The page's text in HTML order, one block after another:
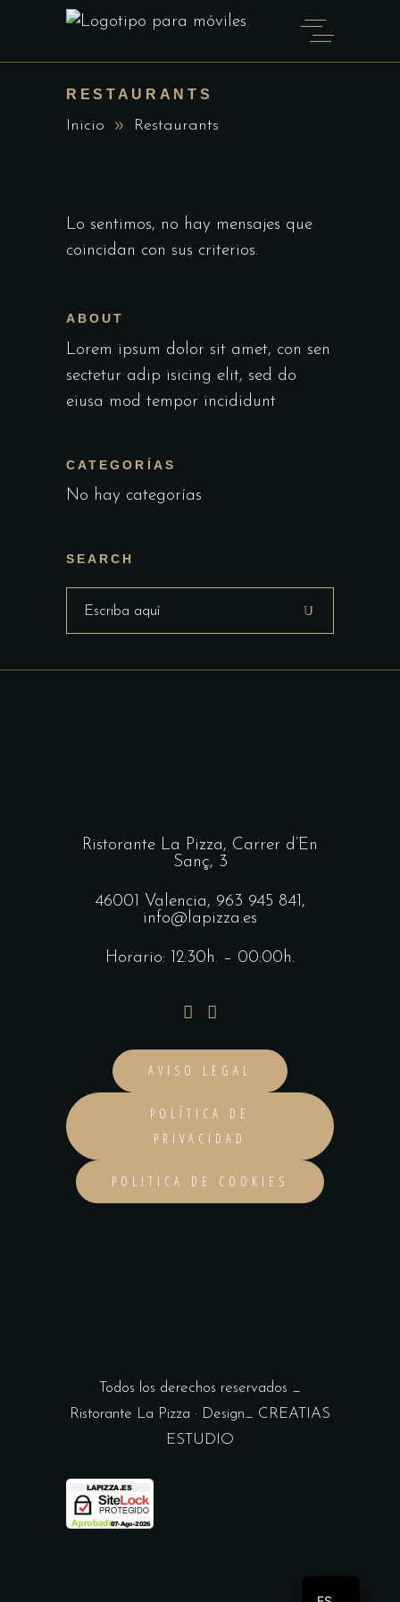
RESTAURANTS
Inicio Restaurants
Lo sentimos, no hay mensajes que
coincidan con sus criterios.
ABOUT
Lorem ipsum dolor sit amet, con sen
sectetur adip isicing elit, sed do
eiusa mod tempor incididunt
CATEGORÍAS
No hay categorías
SEARCH
Buscar:
Ristorante La Pizza, Carrer d’En
Sanç, 3
46001 Valencia, 963 945 841,
info@lapizza.es
Horario: 12:30h. – 00:00h.
AVISO LEGAL
POLÍTICA DE
PRIVACIDAD
POLITICA DE COOKIES
Todos los derechos reservados _
Ristorante La Pizza · Design_ CREATIAS
ESTUDIO